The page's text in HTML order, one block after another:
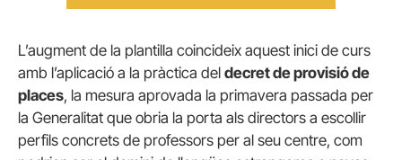
L’augment de la plantilla coincideix aquest inici de curs
amb l’aplicació a la pràctica del decret de provisió de
places, la mesura aprovada la primavera passada per
la Generalitat que obria la porta als directors a escollir
perfils concrets de professors per al seu centre, com